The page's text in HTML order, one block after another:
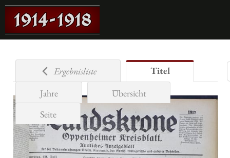
Ergebnisliste
Titel
Jahre
Übersicht
Seite